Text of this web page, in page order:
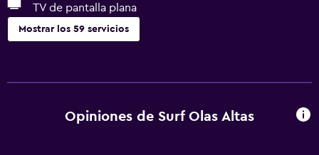
TV de pantalla plana
Mostrar los 59 servicios
Acceso a la playa
Opiniones de Surf Olas Altas